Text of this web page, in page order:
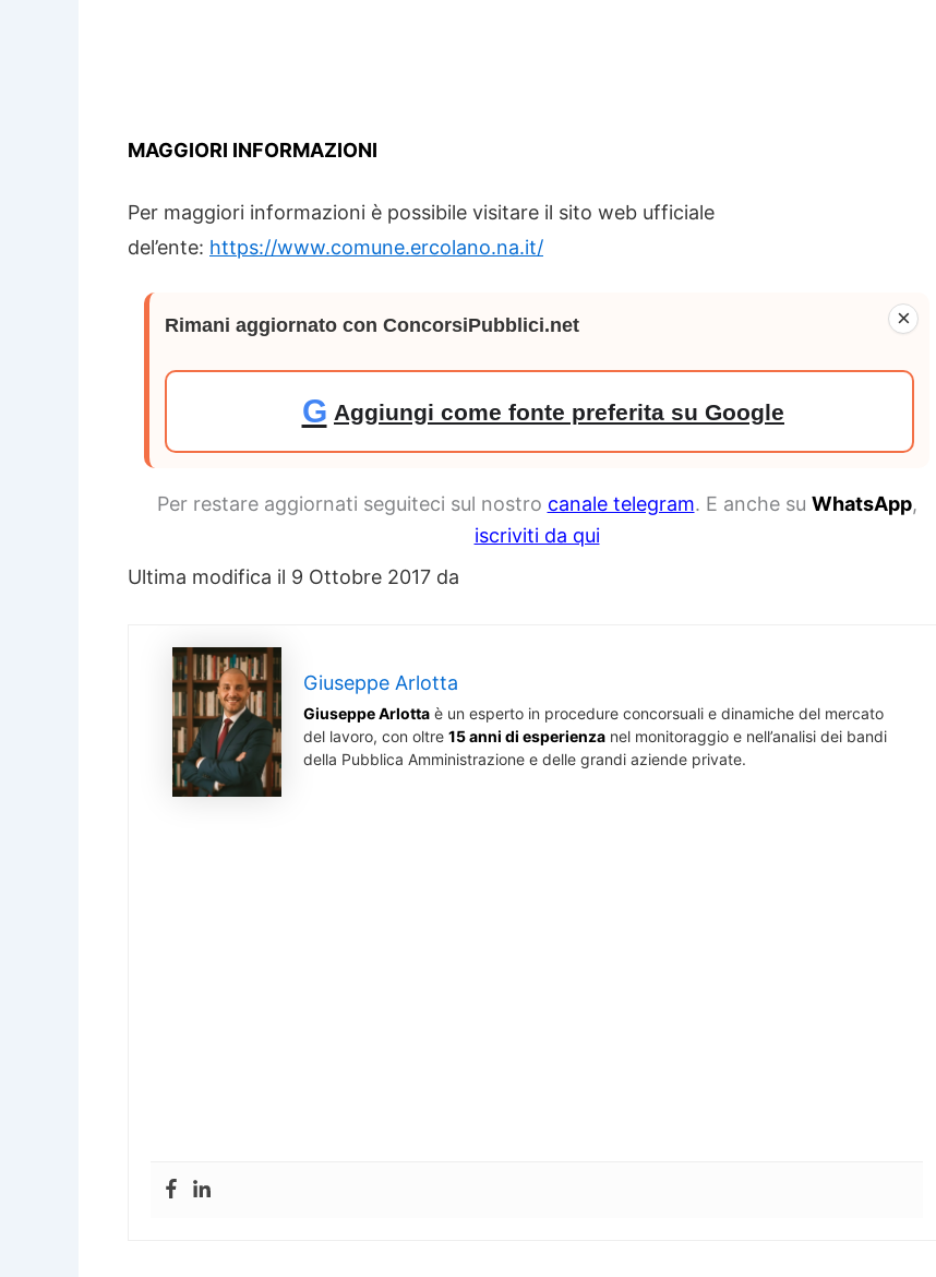
MAGGIORI INFORMAZIONI
Per maggiori informazioni è possibile visitare il sito web ufficiale
del’ente: https://www.comune.ercolano.na.it/
×
Rimani aggiornato con ConcorsiPubblici.net
G Aggiungi come fonte preferita su Google
Per restare aggiornati seguiteci sul nostro canale telegram. E anche su WhatsApp,
iscriviti da qui
Ultima modifica il 9 Ottobre 2017 da
Giuseppe Arlotta
Giuseppe Arlotta è un esperto in procedure concorsuali e dinamiche del mercato
del lavoro, con oltre 15 anni di esperienza nel monitoraggio e nell’analisi dei bandi
della Pubblica Amministrazione e delle grandi aziende private.